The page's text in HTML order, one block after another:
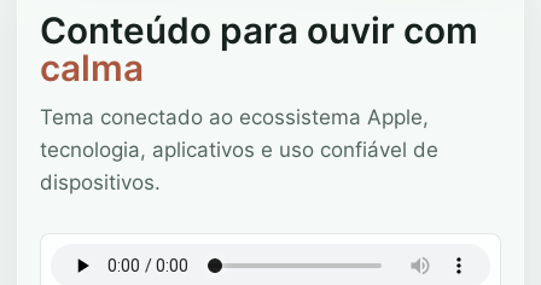
Conteúdo para ouvir com
calma
Tema conectado ao ecossistema Apple,
tecnologia, aplicativos e uso confiável de
dispositivos.